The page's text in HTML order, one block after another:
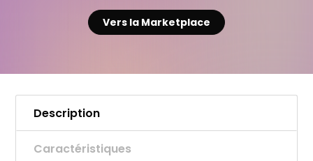
Vers la Marketplace
Description
Caractéristiques